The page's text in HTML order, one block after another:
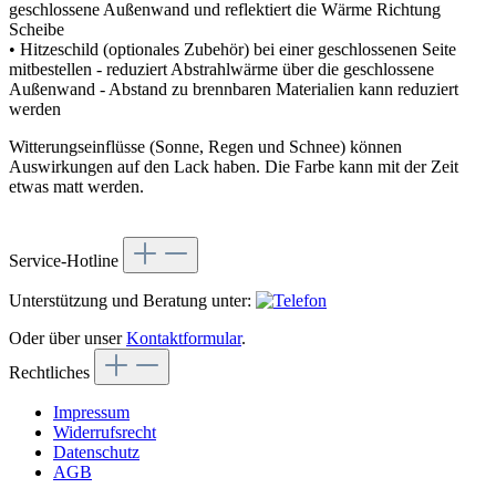
geschlossene Außenwand und reflektiert die Wärme Richtung
Scheibe
• Hitzeschild (optionales Zubehör) bei einer geschlossenen Seite
mitbestellen - reduziert Abstrahlwärme über die geschlossene
Außenwand - Abstand zu brennbaren Materialien kann reduziert
werden
Witterungseinflüsse (Sonne, Regen und Schnee) können
Auswirkungen auf den Lack haben. Die Farbe kann mit der Zeit
etwas matt werden.
Service-Hotline
Unterstützung und Beratung unter:
Oder über unserKontaktformular.
Rechtliches
Impressum
Widerrufsrecht
Datenschutz
AGB